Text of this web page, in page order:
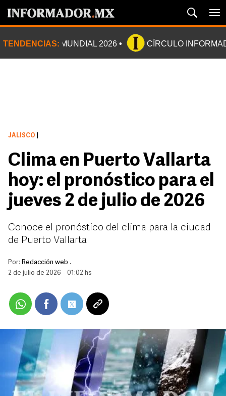
TENDENCIAS: MUNDIAL 2026 CÍRCULO
JALISCO
Clima en Puerto Vallarta
hoy: el pronóstico para el
jueves 2 de julio de 2026
Conoce el pronóstico del clima para la ciudad
de Puerto Vallarta
Por: Redacción web .
2 de julio de 2026 - 01:02 hs